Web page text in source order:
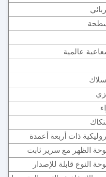
عالمية
ذات أربعة أعمدة
الظهر مع سرير ثابت
النوع قابلة للإصدار